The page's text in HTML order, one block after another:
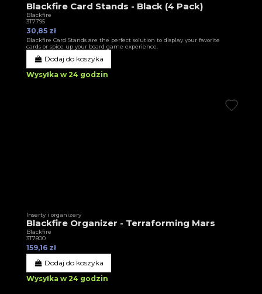
Blackfire Card Stands - Black (4 Pack)
Blackfire
3T7795
30,85 zł
Blackfire Card Stands are the perfect solution to display your favorite
cards or spice up your board game experience.
Dodaj do koszyka
Wysyłka w 24 godzin
Inserty i organizery
Blackfire Organizer - Terraforming Mars
Blackfire
3T7800
159,16 zł
Dodaj do koszyka
Wysyłka w 24 godzin